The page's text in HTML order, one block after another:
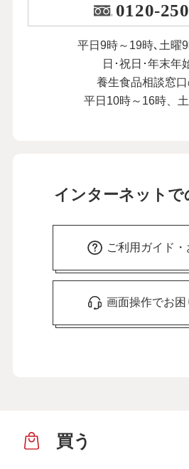
0120-
平日9時～19時､土曜
日･祝日･年末年
養生食品相談窓口
平日10時～16時、
インターネットで
ご利用ガイド
画面操作でお困
買う